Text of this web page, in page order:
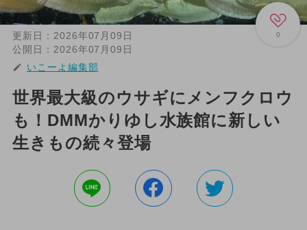
0
更新日： 2026年07月09日
公開日： 2026年07月09日
いこーよ編集部
世界最大級のウサギにメンフクロウ
も！DMMかりゆし水族館に新しい
生きもの続々登場